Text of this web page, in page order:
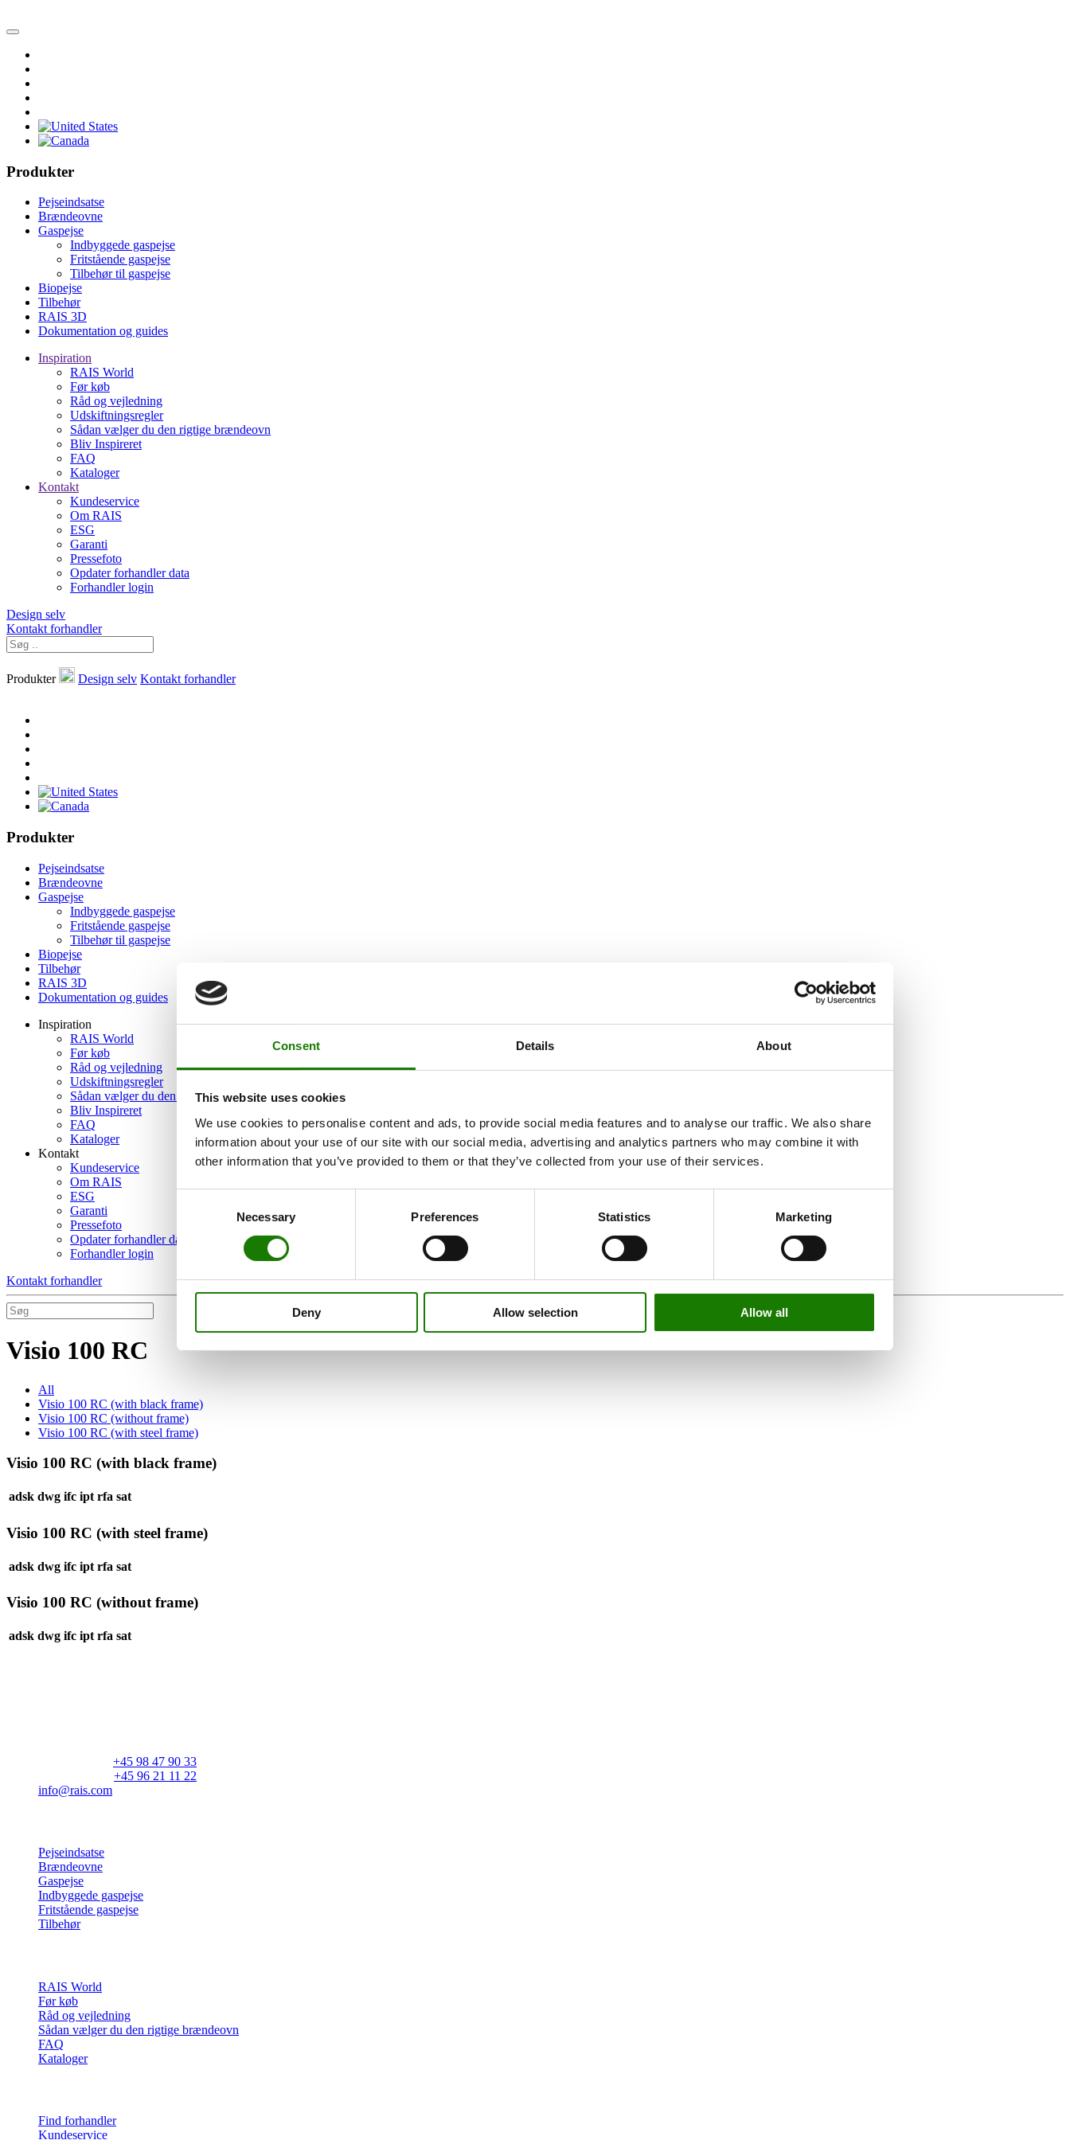
Consent Details About
This website uses cookies
We use cookies to personalise content and ads, to provide social media features and to analyse our traffic. We also share
information about your use of our site with our social media, advertising and analytics partners who may combine it with
other information that you’ve provided to them or that they’ve collected from your use of their services.
Necessary Preferences Statistics Marketing
Deny Allow selection Allow all
Produkter
Pejseindsatse
Brændeovne
Gaspejse
Indbyggede gaspejse
Fritstående gaspejse
Tilbehør til gaspejse
Biopejse
Tilbehør
RAIS 3D
Dokumentation og guides
Inspiration
RAIS World
Før køb
Råd og vejledning
Udskiftningsregler
Sådan vælger du den rigtige brændeovn
Bliv Inspireret
FAQ
Kataloger
Kontakt
Kundeservice
Om RAIS
ESG
Garanti
Pressefoto
Opdater forhandler data
Forhandler login
Design selv
Kontakt forhandler
Produkter Design selv Kontakt forhandler
Produkter
Pejseindsatse
Brændeovne
Gaspejse
Indbyggede gaspejse
Fritstående gaspejse
Tilbehør til gaspejse
Biopejse
Tilbehør
RAIS 3D
Dokumentation og guides
Inspiration
RAIS World
Før køb
Råd og vejledning
Udskiftningsregler
Sådan vælger du den rigtige brændeovn
Bliv Inspireret
FAQ
Kataloger
Kontakt
Kundeservice
Om RAIS
ESG
Garanti
Pressefoto
Opdater forhandler data
Forhandler login
Kontakt forhandler
Visio 100 RC
All
Visio 100 RC (with black frame)
Visio 100 RC (without frame)
Visio 100 RC (with steel frame)
Visio 100 RC (with black frame)
adsk dwg ifc ipt rfa sat
Visio 100 RC (with steel frame)
adsk dwg ifc ipt rfa sat
Visio 100 RC (without frame)
adsk dwg ifc ipt rfa sat
+45 98 47 90 33
+45 96 21 11 22
info@rais.com
Pejseindsatse
Brændeovne
Gaspejse
Indbyggede gaspejse
Fritstående gaspejse
Tilbehør
RAIS World
Før køb
Råd og vejledning
Sådan vælger du den rigtige brændeovn
FAQ
Kataloger
Find forhandler
Kundeservice